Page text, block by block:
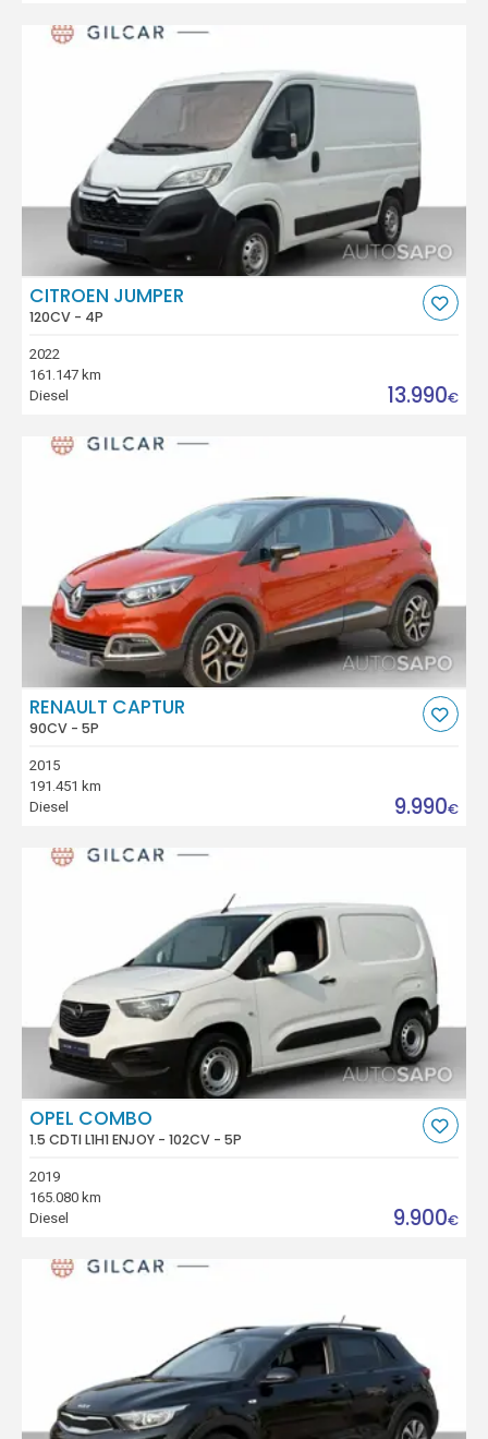
CITROEN JUMPER
120CV - 4P
2022
161.147 km
Diesel
13.990€
RENAULT CAPTUR
90CV - 5P
2015
191.451 km
Diesel
9.990€
OPEL COMBO
1.5 CDTI L1H1 ENJOY - 102CV - 5P
2019
165.080 km
Diesel
9.900€